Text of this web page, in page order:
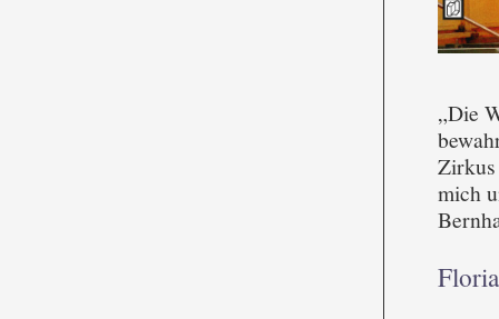
„Die
Zirkus
mich